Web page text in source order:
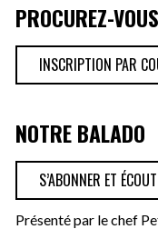
PROCUREZ-
INSCRIPTION PAR
NOTRE BALADO
S’ABONNER ET
Présenté par le chef